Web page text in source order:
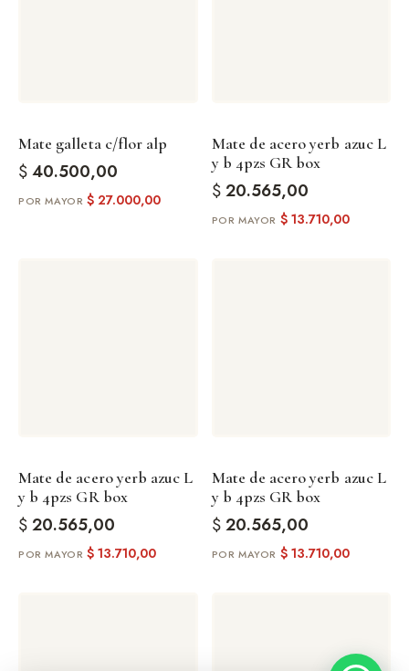
Mate galleta c/flor alp
$40.500,00
$ 27.000,00
Mate de acero yerb azuc L
y b 4pzs GR box
$20.565,00
$13.710,00
Mate de acero yerb azuc L
y b 4pzs GR box
$20.565,00
$ 13.710,00
Mate de acero yerb azuc L
y b 4pzs GR box
$20.565,00
$13.710,00